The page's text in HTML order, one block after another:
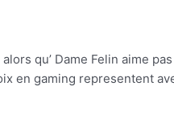
qu’ Dame Felin aime
en gaming representent